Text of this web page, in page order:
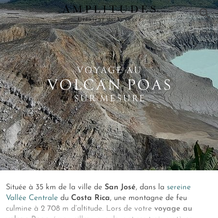
×
VOYAGE AU
VOLCAN POAS
SUR MESURE
Située à 35 km de la ville de San José, dans la sereine
Vallée Centrale du Costa Rica, une montagne de feu
culmine à 2 708 m d’altitude. Lors de votre voyage au